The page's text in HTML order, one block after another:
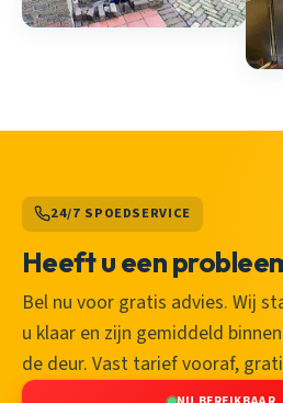
24/7 SPOEDSERVICE
Heeft u een
Bel nu voor gratis advies. Wij
u klaar en zijn gemiddeld
de deur. Vast tarief vooraf,